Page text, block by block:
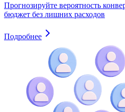
Прогнозируйте вероятность
бюджет без лишних расходов
Подробнее